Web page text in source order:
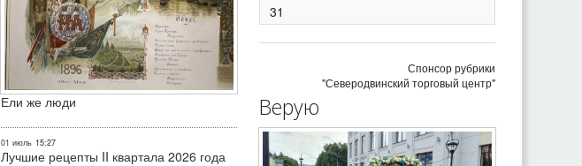
Ели же люди
01 июль 15:27
Лучшие рецепты II квартала 2026 года
31
Спонсор рубрики
"Северодвинский торговый центр"
Верую